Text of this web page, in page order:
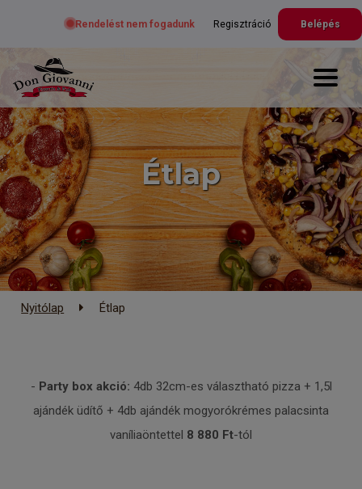
Rendelést nem fogadunk Regisztráció Belépés
Étlap
Nyitólap Étlap
- Party box akció: 4db 32cm-es választható pizza + 1,5l
ajándék üdítő + 4db ajándék mogyorókrémes palacsinta
vaníliaöntettel 8 880 Ft-tól